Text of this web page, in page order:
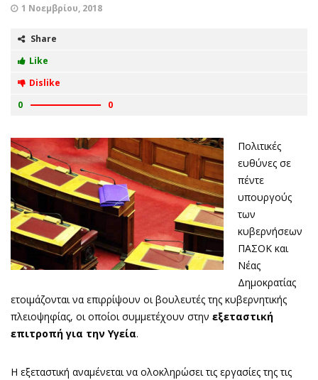
1 Νοεμβρίου, 2018
Share
Like
Dislike
0
0
Πολιτικές
ευθύνες σε
πέντε
υπουργούς
των
κυβερνήσεων
ΠΑΣΟΚ και
Νέας
Δημοκρατίας
ετοιμάζονται να επιρρίψουν οι βουλευτές της κυβερνητικής
πλειοψηφίας, οι οποίοι συμμετέχουν στην εξεταστική
επιτροπή για την Υγεία.
Η εξεταστική αναμένεται να ολοκληρώσει τις εργασίες της τις